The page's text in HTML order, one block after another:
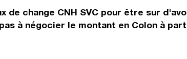
change CNH SVC pour être sur
à négocier le montant en Colon à